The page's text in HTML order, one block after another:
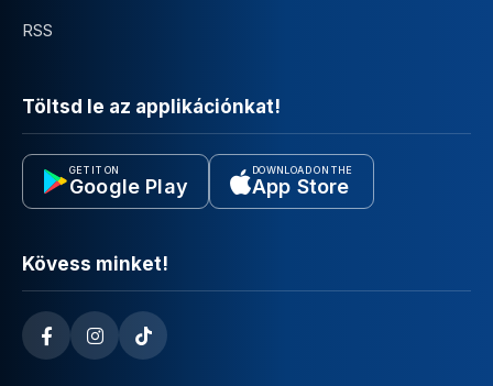
RSS
Töltsd le az applikációnkat!
GET IT ON
Google Play
DOWNLOAD ON THE
App Store
Kövess minket!